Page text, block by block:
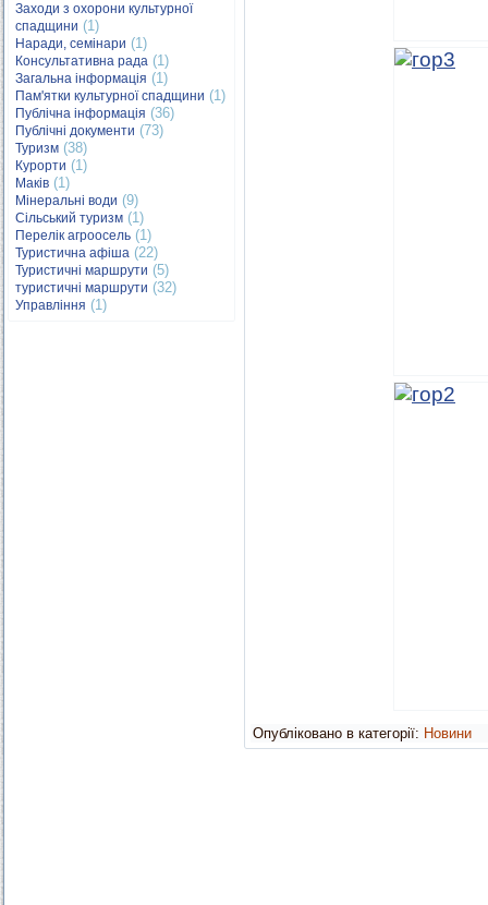
Заходи з охорони культурної
спадщини (1)
Наради, семінари (1)
Консультативна рада (1)
Загальна інформація (1)
Пам'ятки культурної спадщини (1)
Публічна інформація (36)
Публічні документи (73)
Туризм (38)
Курорти (1)
Маків (1)
Мінеральні води (9)
Сільський туризм (1)
Перелік агроосель (1)
Туристична афіша (22)
Туристичні маршрути (5)
туристичні маршрути (32)
Управління (1)
Опубліковано в категорії: Новини